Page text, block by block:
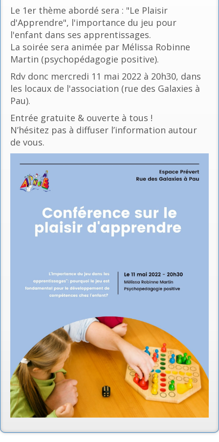
Le 1er thème abordé sera : "Le Plaisir
d'Apprendre", l'importance du jeu pour
l'enfant dans ses apprentissages.
La soirée sera animée par Mélissa Robinne
Martin (psychopédagogie positive).
Rdv donc mercredi 11 mai 2022 à 20h30, dans
les locaux de l'association (rue des Galaxies à
Pau).
Entrée gratuite & ouverte à tous !
N’hésitez pas à diffuser l’information autour
de vous.